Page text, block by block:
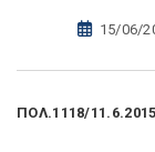
15/06/
ΠΟΛ.1118/11.6.2015